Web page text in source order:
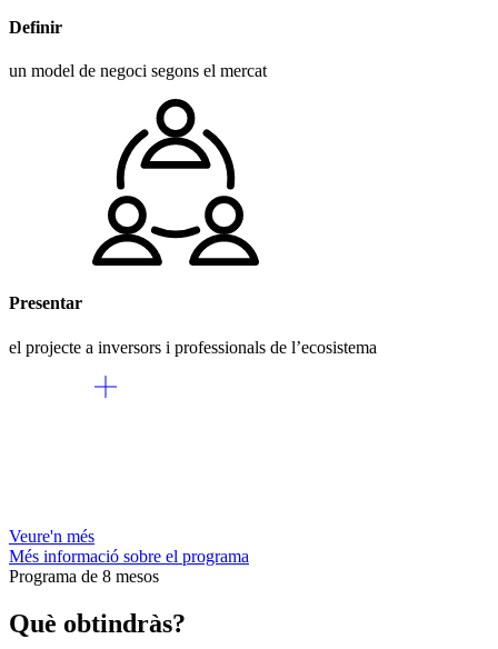
Definir
un model de negoci segons el mercat
Presentar
el projecte a inversors i professionals de l’ecosistema
Veure'n més
Més informació sobre el programa
Programa de 8 mesos
Què obtindràs?